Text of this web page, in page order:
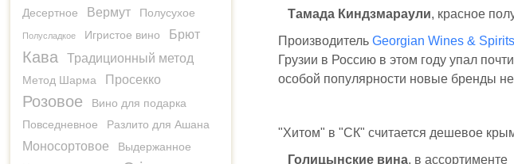
Тамада Киндзмараули, красное
Производитель Georgian Wines &
Грузии в Россию в этом году упал
особой популярности новые бренды
"Хитом" в "СК" считается дешевое
Голицынские вина, в
Десертное
Вермут Полусухое
Полусладкое Игристое вино Брют
Кава Традиционный метод
Метод Шарма Просекко
Розовое
Вино для подарка
Повседневное
Разлито для Ашана
Моносортовое Выдержанное